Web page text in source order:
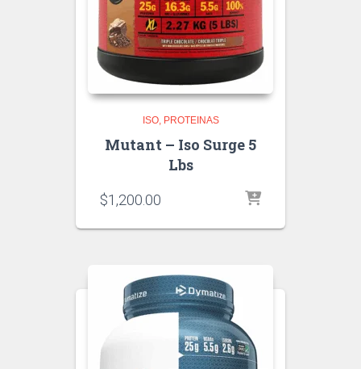
ISO PROTEINAS
Mutant – Iso Surge 5
Lbs
$1,200.00